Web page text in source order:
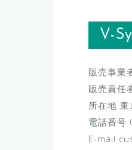
V-
販売事業
販売責任
所在地
電話番
E-mail